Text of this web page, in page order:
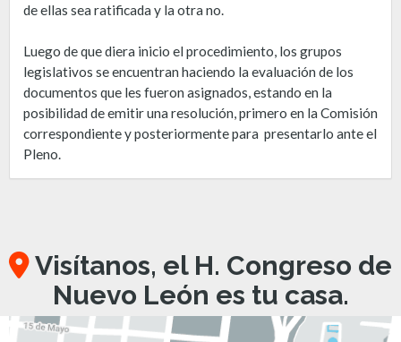
de ellas sea ratificada y la otra no.
Luego de que diera inicio el procedimiento, los grupos
legislativos se encuentran haciendo la evaluación de los
documentos que les fueron asignados, estando en la
posibilidad de emitir una resolución, primero en la Comisión
correspondiente y posteriormente para presentarlo ante el
Pleno.
Visítanos, el H. Congreso de
Nuevo León es tu casa.